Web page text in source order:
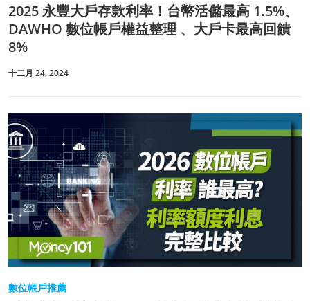
2025 永豐大戶存款利率！台幣活儲最高 1.5%、
DAWHO 數位帳戶權益整理 、大戶卡最高回饋
8%
十二月 24, 2024
數位帳戶推薦